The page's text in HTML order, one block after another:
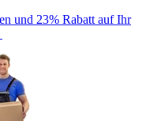
und 23% Rabatt auf Ihr